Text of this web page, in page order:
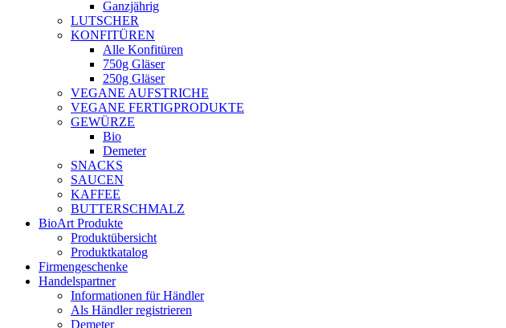
Ganzjährig
LUTSCHER
KONFITÜREN
Alle Konfitüren
750g Gläser
250g Gläser
VEGANE AUFSTRICHE
VEGANE FERTIGPRODUKTE
GEWÜRZE
Bio
Demeter
SNACKS
SAUCEN
KAFFEE
BUTTERSCHMALZ
BioArt Produkte
Produktübersicht
Produktkatalog
Firmengeschenke
Handelspartner
Informationen für Händler
Als Händler registrieren
Demeter